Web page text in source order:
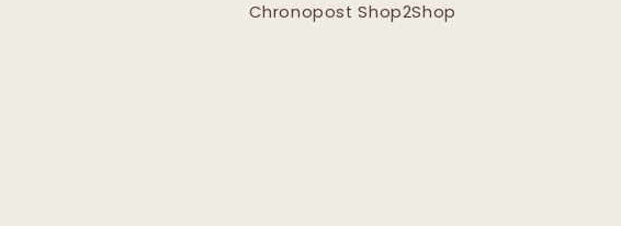
Chronopost Shop2Shop